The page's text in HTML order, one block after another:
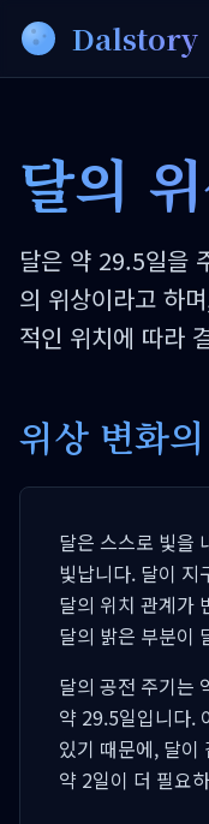
Dalstory
달의
달은 약 29.5일을
의 위상이라고 하
적인 위치에 따라
위상 변화
달은 스스로 빛을
빛납니다. 달이 지
달의 위치 관계가
달의 밝은 부분이
달의 공전 주기는
약 29.5일입니다.
있기 때문에, 달이
약 2일이 더 필요